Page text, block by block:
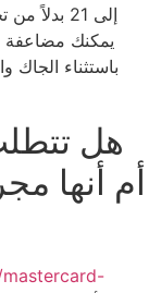
يمكنك مضاعفة
هل
أم أنها